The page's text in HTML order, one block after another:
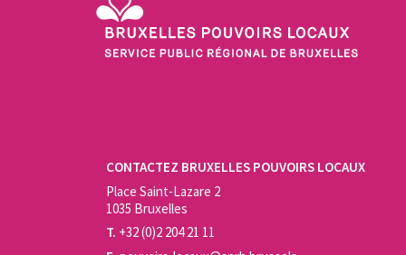
CONTACTEZ BRUXELLES POUVOIRS LOCAUX
Place Saint-Lazare 2
1035 Bruxelles
T. +32 (0)2 204 21 11